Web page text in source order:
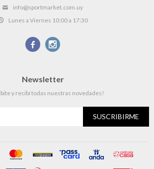
info@sportmarket.com.uy
Lunes a Viernes 10:00 a 17:30
 
Newsletter
y recibí todas nuestras novedades!
SUSCRIBIRME